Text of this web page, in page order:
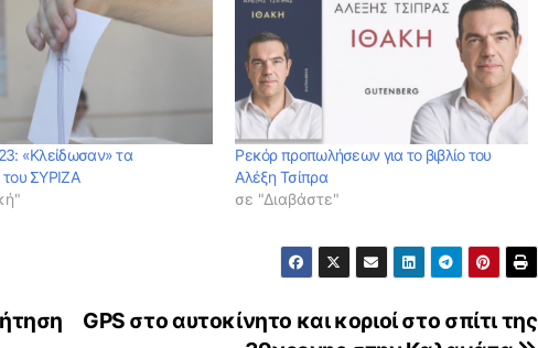
«Κλείδωσαν» τα
ΣΥΡΙΖΑ
Ρεκόρ προπωλήσεων για το βιβλίο του
Αλέξη Τσίπρα
σε "Διαβάστε"
GPS στο αυτοκίνητο και κοριοί στο σπίτι της